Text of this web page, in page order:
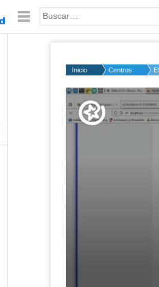
Palabra o frase:
Inicio Centros
Volume
50%